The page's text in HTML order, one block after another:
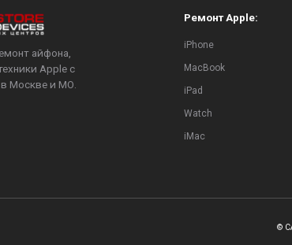
айфона,
Apple с
Москве и МО.
Ремонт Apple:
iPhone
MacBook
iPad
Watch
iMac
©